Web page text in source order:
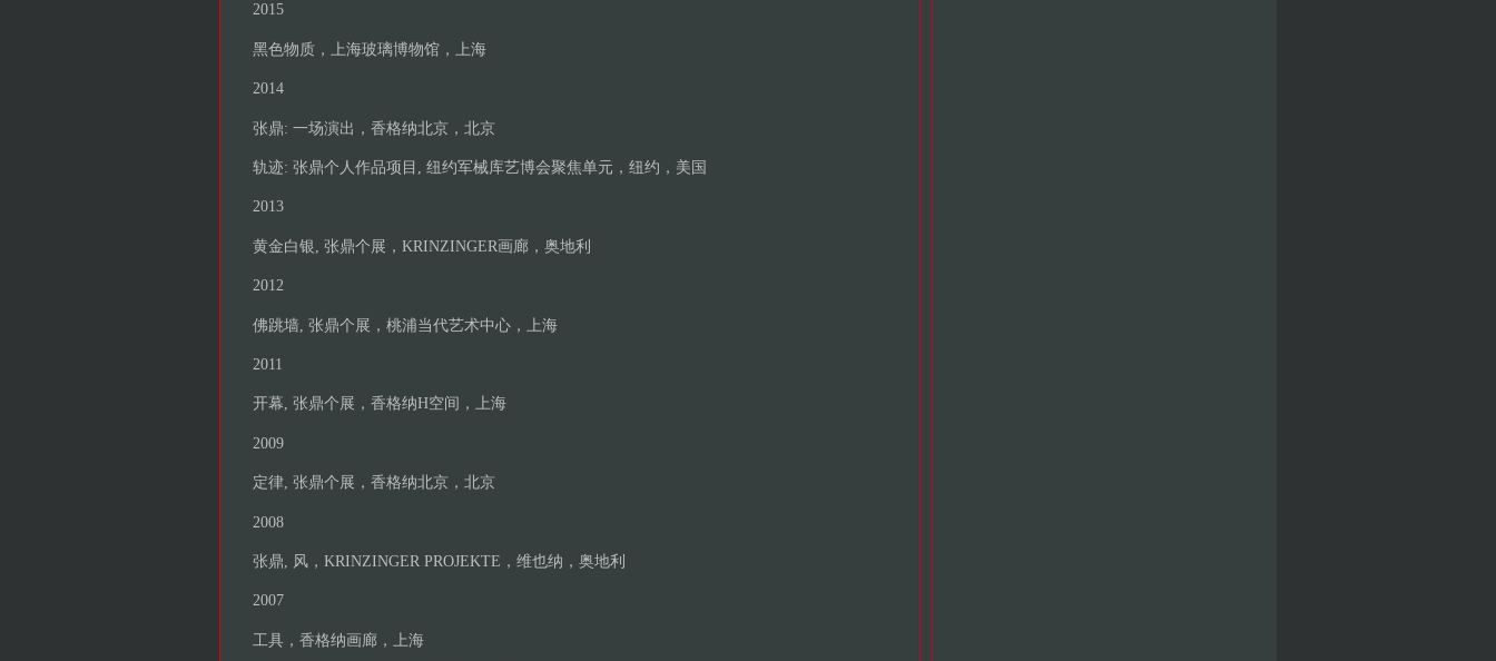
2015
黑色物质，上海玻璃博物馆，上海
2014
张鼎: 一场演出，香格纳北京，北京
轨迹: 张鼎个人作品项目, 纽约军械库艺博会聚焦单元，纽约，美国
2013
黄金白银, 张鼎个展，KRINZINGER画廊，奥地利
2012
佛跳墙, 张鼎个展，桃浦当代艺术中心，上海
2011
开幕, 张鼎个展，香格纳H空间，上海
2009
定律, 张鼎个展，香格纳北京，北京
2008
张鼎, 风，KRINZINGER PROJEKTE，维也纳，奥地利
2007
工具，香格纳画廊，上海